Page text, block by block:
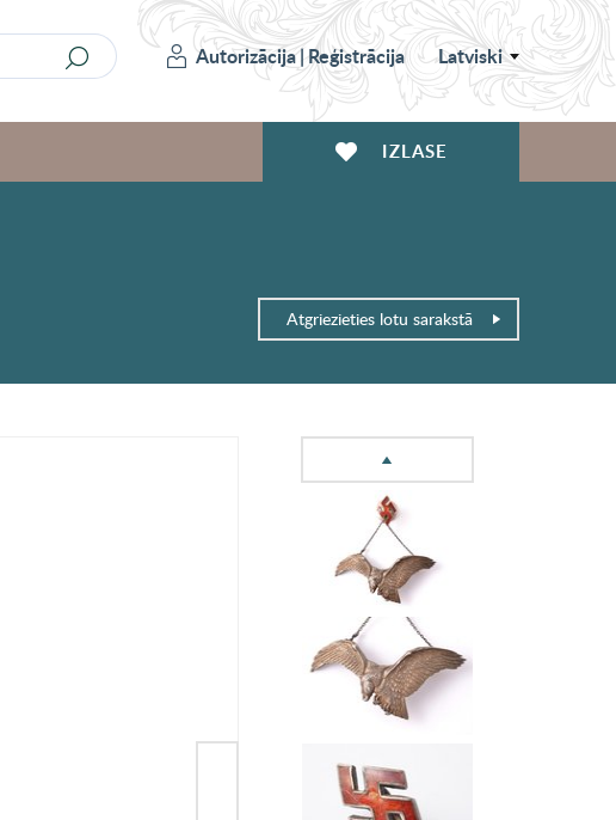
Autorizācija|Reģistrācija Latviski
IZLASE
Atgriezieties lotu sarakstā